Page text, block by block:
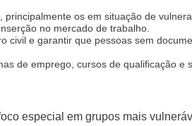
os em situação de
no mercado de trabalho.
civil e garantir que pessoas sem
de emprego, cursos de qualificação e
especial em grupos mais